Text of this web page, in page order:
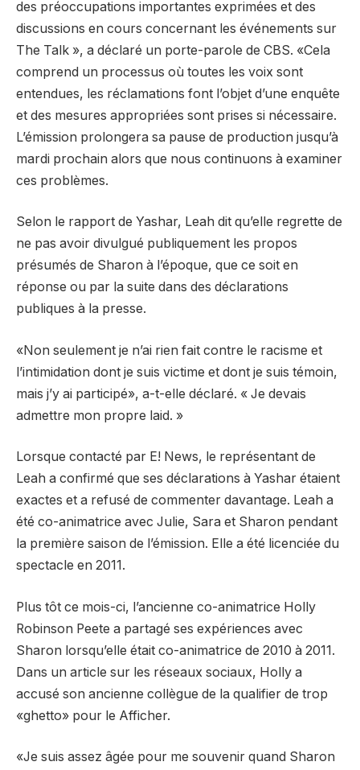
des préoccupations importantes exprimées et des
discussions en cours concernant les événements sur
The Talk », a déclaré un porte-parole de CBS. «Cela
comprend un processus où toutes les voix sont
entendues, les réclamations font l’objet d’une enquête
et des mesures appropriées sont prises si nécessaire.
L’émission prolongera sa pause de production jusqu’à
mardi prochain alors que nous continuons à examiner
ces problèmes.
Selon le rapport de Yashar, Leah dit qu’elle regrette de
ne pas avoir divulgué publiquement les propos
présumés de Sharon à l’époque, que ce soit en
réponse ou par la suite dans des déclarations
publiques à la presse.
«Non seulement je n’ai rien fait contre le racisme et
l’intimidation dont je suis victime et dont je suis témoin,
mais j’y ai participé», a-t-elle déclaré. « Je devais
admettre mon propre laid. »
Lorsque contacté par E! News, le représentant de
Leah a confirmé que ses déclarations à Yashar étaient
exactes et a refusé de commenter davantage. Leah a
été co-animatrice avec Julie, Sara et Sharon pendant
la première saison de l’émission. Elle a été licenciée du
spectacle en 2011.
Plus tôt ce mois-ci, l’ancienne co-animatrice Holly
Robinson Peete a partagé ses expériences avec
Sharon lorsqu’elle était co-animatrice de 2010 à 2011.
Dans un article sur les réseaux sociaux, Holly a
accusé son ancienne collègue de la qualifier de trop
«ghetto» pour le Afficher.
«Je suis assez âgée pour me souvenir quand Sharon